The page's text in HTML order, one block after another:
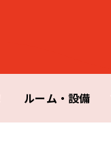
ルーム・設備